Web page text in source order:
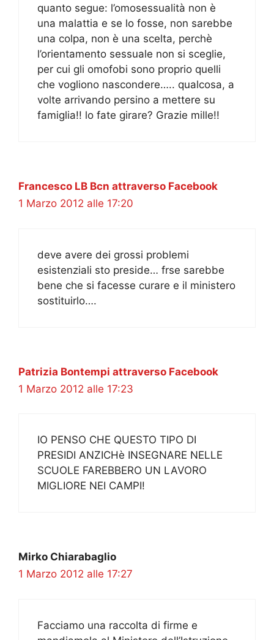
quanto segue: l’omosessualità non è
una malattia e se lo fosse, non sarebbe
una colpa, non è una scelta, perchè
l’orientamento sessuale non si sceglie,
per cui gli omofobi sono proprio quelli
che vogliono nascondere….. qualcosa, a
volte arrivando persino a mettere su
famiglia!! lo fate girare? Grazie mille!!
Francesco LB Bcn attraverso Facebook
1 Marzo 2012 alle 17:20
deve avere dei grossi problemi
esistenziali sto preside… frse sarebbe
bene che si facesse curare e il ministero
sostituirlo….
Patrizia Bontempi attraverso Facebook
1 Marzo 2012 alle 17:23
IO PENSO CHE QUESTO TIPO DI
PRESIDI ANZICHè INSEGNARE NELLE
SCUOLE FAREBBERO UN LAVORO
MIGLIORE NEI CAMPI!
Mirko Chiarabaglio
1 Marzo 2012 alle 17:27
Facciamo una raccolta di firme e